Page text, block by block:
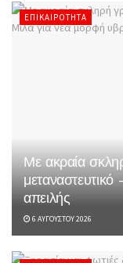
ΕΠΙΚΑΙΡΌΤΗΤΑ
Με ακραία
απειλής
6 ΑΥΓΟΎΣΤΟΥ 2026